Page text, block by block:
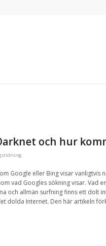
och hur
Google eller Bingvisarvanligtvis
vad Googles sökning visar. Vad
och allmän surfning finns ett dolt
dolda Internet. Den här artikeln